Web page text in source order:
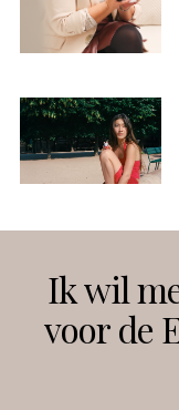
Instagram
Ik wil
voor de